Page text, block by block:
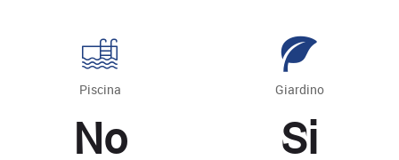
Piscina
No
Giardino
Si